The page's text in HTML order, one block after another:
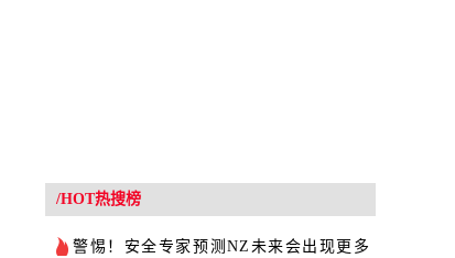
/HOT热搜榜
警惕！安全专家预测NZ未来会出现更多